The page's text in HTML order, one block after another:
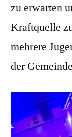
zu erwarten
Kraftquelle
mehrere
der